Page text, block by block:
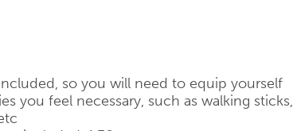
so you will need to equip yourself
you feel necessary, such as walking sticks,